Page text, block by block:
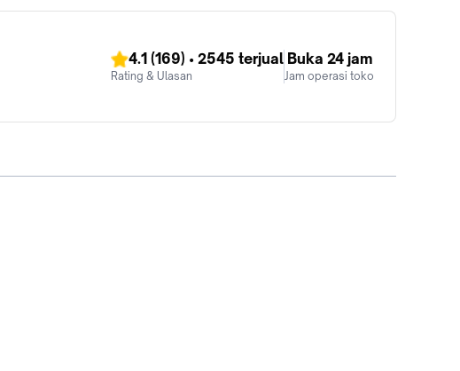
4.1 (169) • 2545 terjual
Rating & Ulasan
Buka 24 jam
Jam operasi toko